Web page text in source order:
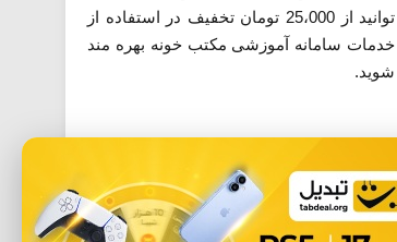
توانید از 25،000 تومان تخفیف در استفاده از
خدمات سامانه آموزشی مکتب خونه بهره مند
شوید.